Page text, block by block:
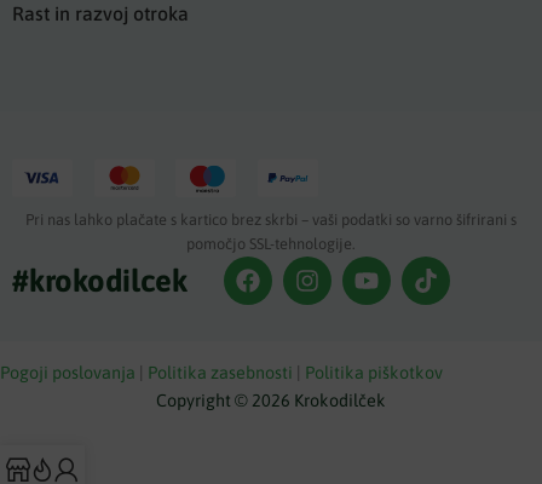
Rast in razvoj otroka
Pri nas lahko plačate s kartico brez skrbi – vaši podatki so varno šifrirani s
pomočjo SSL-tehnologije.
#krokodilcek
Copyright © 2026 Krokodilček
Pogoji poslovanja | Politika zasebnosti | Politika piškotkov